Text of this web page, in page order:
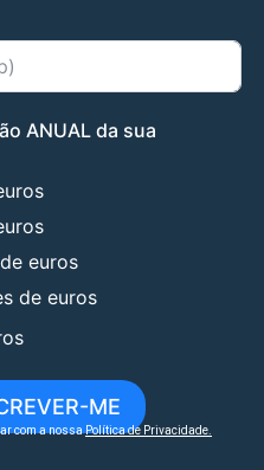
ANUAL da sua
euros
de euros
ME
com a nossa Política de Privacidade